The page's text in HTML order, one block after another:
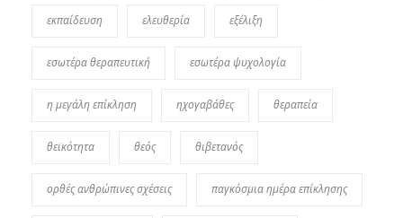
εκπαίδευση ελευθερία εξέλιξη
εσωτέρα θεραπευτική εσωτέρα ψυχολογία
η μεγάλη επίκληση ηχογαβάθες θεραπεία
θεϊκότητα θεός θιβετανός
ορθές ανθρώπινες σχέσεις παγκόσμια ημέρα επίκλησης